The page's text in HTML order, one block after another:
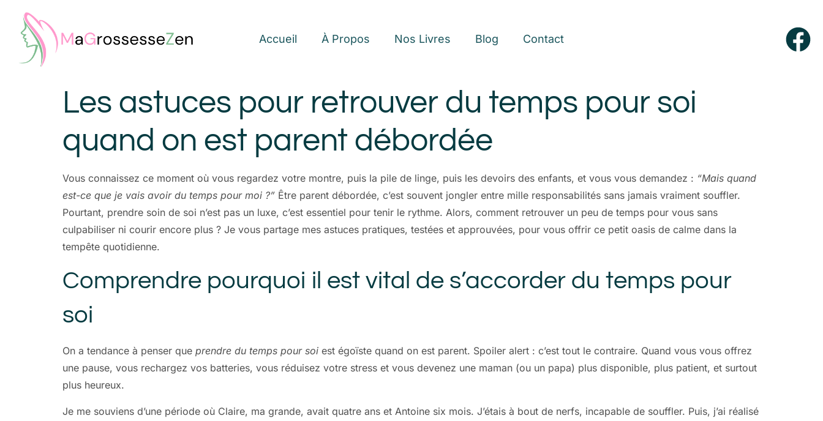
Accueil À Propos Nos Livres Blog Contact
Les astuces pour retrouver du temps pour soi
quand on est parent débordée
Vous connaissez ce moment où vous regardez votre montre, puis la pile de linge, puis les devoirs des enfants, et vous vous demandez : “Mais quand
est-ce que je vais avoir du temps pour moi ?” Être parent débordée, c’est souvent jongler entre mille responsabilités sans jamais vraiment souffler.
Pourtant, prendre soin de soi n’est pas un luxe, c’est essentiel pour tenir le rythme. Alors, comment retrouver un peu de temps pour vous sans
culpabiliser ni courir encore plus ? Je vous partage mes astuces pratiques, testées et approuvées, pour vous offrir ce petit oasis de calme dans la
tempête quotidienne.
Comprendre pourquoi il est vital de s’accorder du temps pour
soi
On a tendance à penser que prendre du temps pour soi est égoïste quand on est parent. Spoiler alert : c’est tout le contraire. Quand vous vous offrez
une pause, vous rechargez vos batteries, vous réduisez votre stress et vous devenez une maman (ou un papa) plus disponible, plus patient, et surtout
plus heureux.
Je me souviens d’une période où Claire, ma grande, avait quatre ans et Antoine six mois. J’étais à bout de nerfs, incapable de souffler. Puis, j’ai réalisé